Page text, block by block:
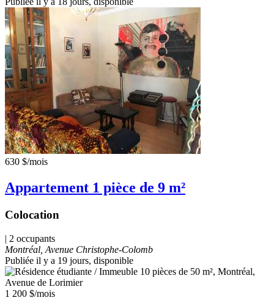
630 $/mois
Appartement 1 pièce de 9 m²
Colocation
| 2 occupants
Montréal, Avenue Christophe-Colomb
Publiée il y a 19 jours, disponible
1 200 $/mois